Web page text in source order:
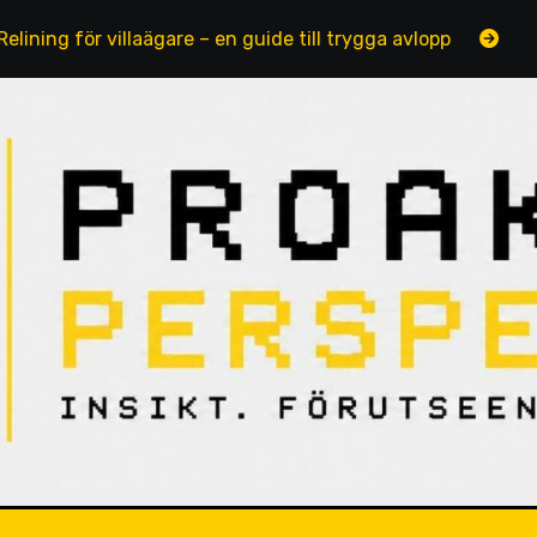
villaägare – en guide till trygga avlopp